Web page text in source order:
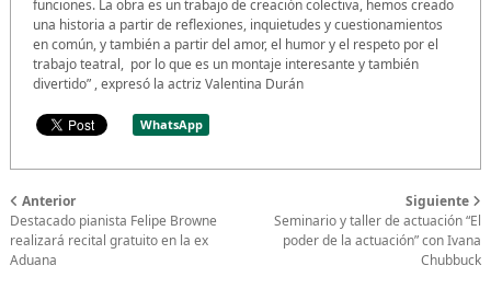
funciones. La obra es un trabajo de creación colectiva, hemos creado
una historia a partir de reflexiones, inquietudes y cuestionamientos
en común, y también a partir del amor, el humor y el respeto por el
trabajo teatral, por lo que es un montaje interesante y también
divertido” , expresó la actriz Valentina Durán
WhatsApp
Anterior
Destacado pianista Felipe Browne
realizará recital gratuito en la ex
Aduana
Siguiente
Seminario y taller de actuación “El
poder de la actuación” con Ivana
Chubbuck